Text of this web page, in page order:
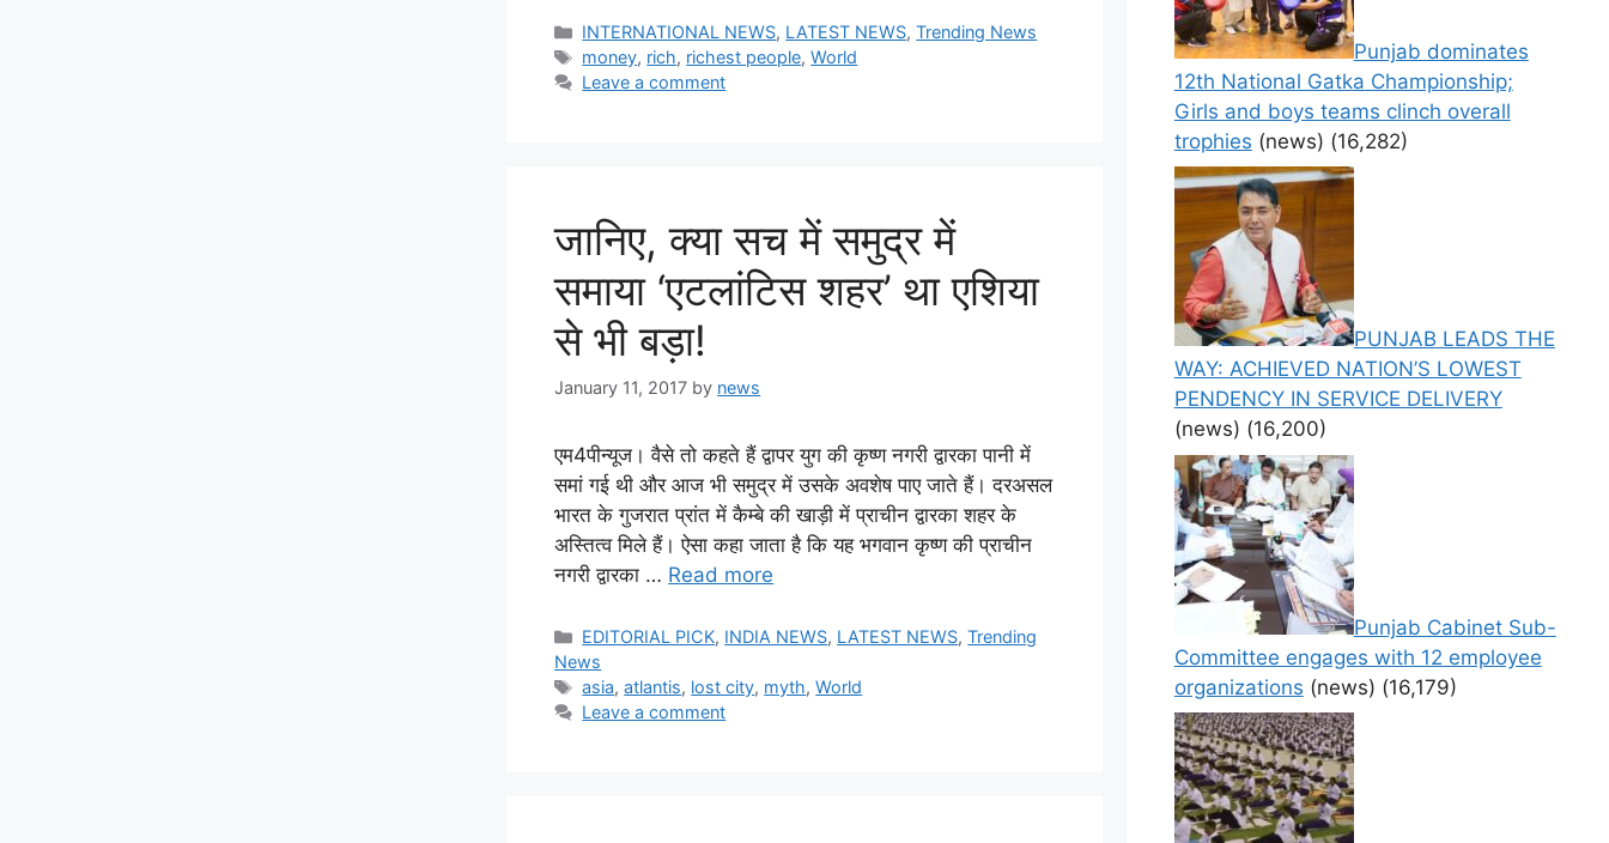
Categories
INTERNATIONAL NEWS, LATEST NEWS,Trending News
Tags
money, rich, richest people,World
Leave a comment
जानिए, क्या सच में समुद्र में
समाया ‘एटलांटिस शहर’ था एशिया
से भी बड़ा!
January 11, 2017 by news
एम4पीन्यूज। वैसे तो कहते हैं द्वापर युग की कृष्ण नगरी द्वारका पानी में
समां गई थी और आज भी समुद्र में उसके अवशेष पाए जाते हैं। दरअसल
भारत के गुजरात प्रांत में कैम्बे की खाड़ी में प्राचीन द्वारका शहर के
अस्तित्व मिले हैं। ऐसा कहा जाता है कि यह भगवान कृष्ण की प्राचीन
नगरी द्वारका … Read more
Categories
EDITORIAL PICK, INDIA NEWS, LATEST NEWS,Trending
News
Tags
asia,atlantis, lost city, myth,World
Leave a comment
Punjab dominates
12th National Gatka Championship;
Girls and boys teams clinch overall
trophies (news) (16,282)
PUNJAB LEADS THE
WAY: ACHIEVED NATION’S LOWEST
PENDENCY IN SERVICE DELIVERY
(news) (16,200)
Punjab Cabinet Sub-
Committee engages with 12 employee
organizations (news) (16,179)